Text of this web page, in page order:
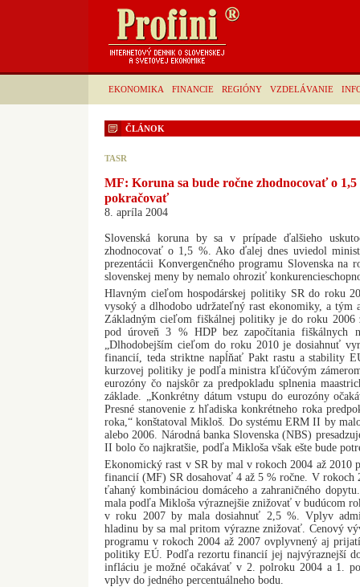
EKONOMIKA FINANCIE REGIÓNY VZDELÁVANIE
ČLÁNOK
TASR
MF: Koruna sa bude ročne zhodnocovať o
pokračovať
8. apríla 2004
Slovenská koruna by sa v prípade ďalšieho
zhodnocovať o 1,5 %. Ako ďalej dnes uviedol
prezentácii Konvergenčného programu Slovenska na
slovenskej meny by nemalo ohroziť
Hlavným cieľom hospodárskej politiky SR do roku
vysoký a dlhodobo udržateľný rast ekonomiky, a tým
Základným cieľom fiškálnej politiky je do roku
pod úroveň 3 % HDP bez započítania fiškálnych
„Dlhodobejším cieľom do roku 2010 je dosiahnuť
financií, teda striktne napĺňať Pakt rastu a stability
kurzovej politiky je podľa ministra kľúčovým
eurozóny čo najskôr za predpokladu splnenia
základe. „Konkrétny dátum vstupu do eurozóny
Presné stanovenie z hľadiska konkrétneho roka
roka,“ konštatoval Mikloš. Do systému ERM II by
alebo 2006. Národná banka Slovenska (NBS)
II bolo čo najkratšie, podľa Mikloša však ešte bude
Ekonomický rast v SR by mal v rokoch 2004 až 2010
financií (MF) SR dosahovať 4 až 5 % ročne. V
ťahaný kombináciou domáceho a zahraničného
mala podľa Mikloša výraznejšie znižovať v budúcom
v roku 2007 by mala dosiahnuť 2,5 %. Vplyv
hladinu by sa mal pritom výrazne znižovať. Cenový
programu v rokoch 2004 až 2007 ovplyvnený aj
politiky EÚ. Podľa rezortu financií jej najvýraznejší
infláciu je možné očakávať v 2. polroku 2004 a 1.
vplyv do jedného percentuálneho bodu.